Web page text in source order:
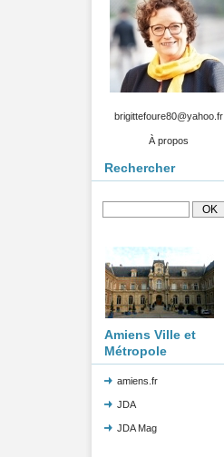
brigittefoure80@yahoo.fr
À propos
Rechercher
Amiens Ville et
Métropole
amiens.fr
JDA
JDA Mag